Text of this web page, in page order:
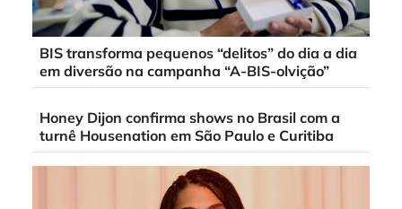
BIS transforma pequenos “delitos” do dia a dia
em diversão na campanha “A-BIS-olvição”
Honey Dijon confirma shows no Brasil com a
turnê Housenation em São Paulo e Curitiba